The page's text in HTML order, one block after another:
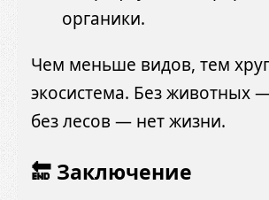
органики.
Чем меньше видов, тем
экосистема. Без животных
без лесов — нет жизни.
🔚 Заключение